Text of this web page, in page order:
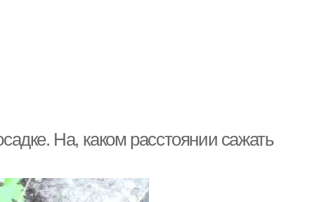
На, каком расстоянии сажать